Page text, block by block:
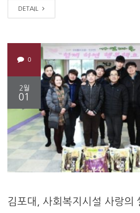
DETAIL
0
2월
01
김포대, 사회복지시설 사랑의